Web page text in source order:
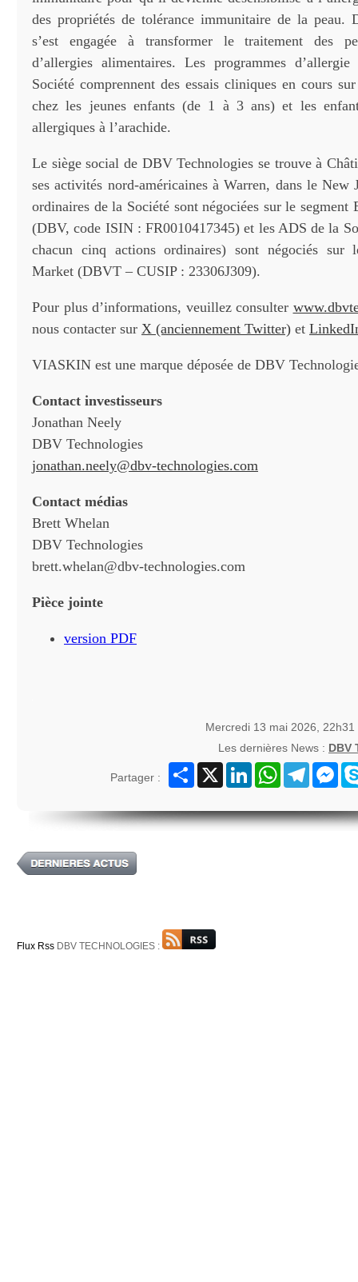
des propriétés de tolérance immunitaire de la peau.
s’est engagée à transformer le traitement des
d’allergies alimentaires. Les programmes
Société comprennent des essais cliniques en cours
chez les jeunes enfants (de 1 à 3 ans) et les
allergiques à l’arachide.
Le siège social de DBV Technologies se trouve à
ses activités nord-américaines à Warren, dans le New
ordinaires de la Société sont négociées sur le segment
(DBV, code ISIN : FR0010417345) et les ADS de la
chacun cinq actions ordinaires) sont négociés sur
Market (DBVT – CUSIP : 23306J309).
Pour plus d’informations, veuillez consulter
nous contacter sur X (anciennement Twitter) et
VIASKIN est une marque déposée de DBV
Contact investisseurs
Jonathan Neely
DBV Technologies
jonathan.neely@dbv-technologies.com
Contact médias
Brett Whelan
DBV Technologies
brett.whelan@dbv-technologies.com
Pièce jointe
version PDF
Mercredi 13 mai 2026,
Les dernières News : DBV
Partager :
Partager
X LinkedInWhatsAppTelegram
Flux Rss DBV TECHNOLOGIES :